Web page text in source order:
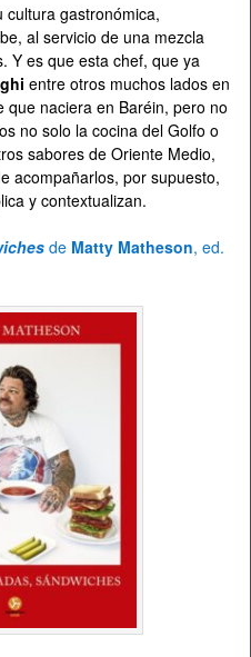
cultura gastronómica,
al servicio de una mezcla
Y es que esta chef, que ya
entre otros muchos lados en
que naciera en Baréin, pero no
no solo la cocina del Golfo o
sabores de Oriente Medio,
acompañarlos, por supuesto,
y contextualizan.
de Matty Matheson, ed.